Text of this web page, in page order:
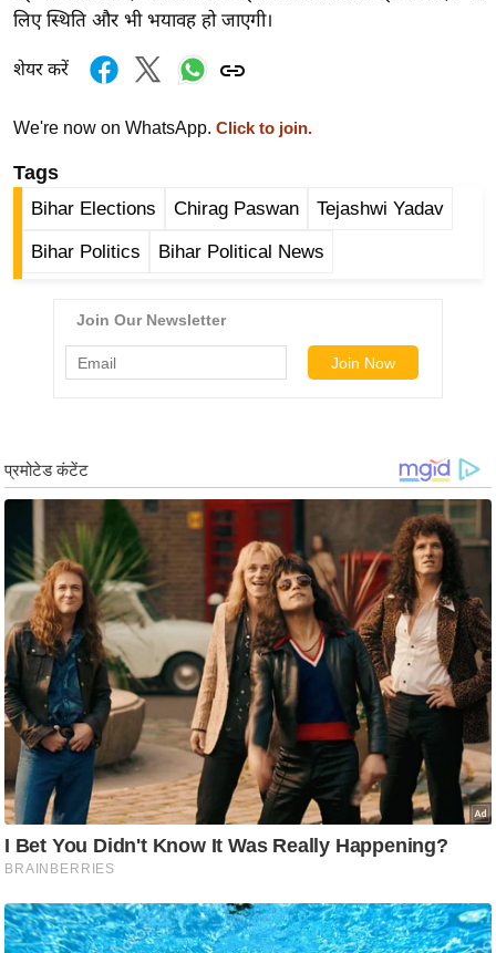
ली
ड
फि
स
मी
B
g
N
w
s
ला
इ
फ
स्टा
इ
ल
टे
क्नॉ
लॉ
जी
ब्यू
टी
लिए स्थिति और भी भयावह हो जाएगी।
शेयर करें
We're now on WhatsApp. Click to join.
Tags
Bihar Elections Chirag Paswan Tejashwi Yadav
Bihar Politics Bihar Political News